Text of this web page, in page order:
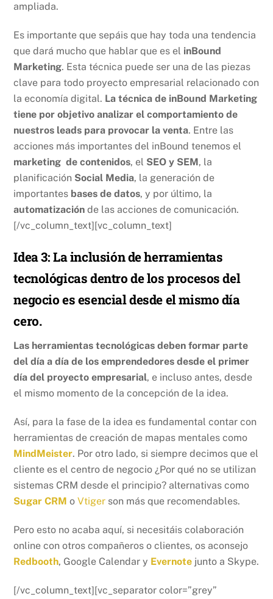
ampliada.
Es importante que sepáis que hay toda una tendencia
que dará mucho que hablar que es el inBound
Marketing. Esta técnica puede ser una de las piezas
clave para todo proyecto empresarial relacionado con
la economía digital. La técnica de inBound Marketing
tiene por objetivo analizar el comportamiento de
nuestros leads para provocar la venta. Entre las
acciones más importantes del inBound tenemos el
marketing de contenidos, el SEO y SEM, la
planificación Social Media, la generación de
importantes bases de datos, y por último, la
automatización de las acciones de comunicación.
[/vc_column_text][vc_column_text]
Idea 3: La inclusión de herramientas
tecnológicas dentro de los procesos del
negocio es esencial desde el mismo día
cero.
Las herramientas tecnológicas deben formar parte
del día a día de los emprendedores desde el primer
día del proyecto empresarial, e incluso antes, desde
el mismo momento de la concepción de la idea.
Así, para la fase de la idea es fundamental contar con
herramientas de creación de mapas mentales como
MindMeister. Por otro lado, si siempre decimos que el
cliente es el centro de negocio ¿Por qué no se utilizan
sistemas CRM desde el principio? alternativas como
Sugar CRM oVtiger son más que recomendables.
Pero esto no acaba aquí, si necesitáis colaboración
online con otros compañeros o clientes, os aconsejo
Redbooth, Google Calendar y Evernote junto a Skype.
[/vc_column_text][vc_separator color=”grey”